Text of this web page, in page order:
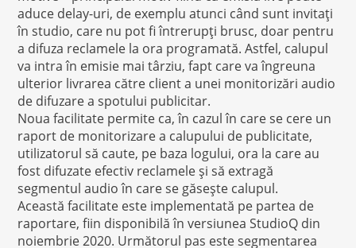
aduce delay-uri, de exemplu atunci când sunt invitați
în studio, care nu pot fi întrerupți brusc, doar pentru
a difuza reclamele la ora programată. Astfel, calupul
va intra în emisie mai târziu, fapt care va îngreuna
ulterior livrarea către client a unei monitorizări audio
de difuzare a spotului publicitar.
Noua facilitate permite ca, în cazul în care se cere un
raport de monitorizare a calupului de publicitate,
utilizatorul să caute, pe baza logului, ora la care au
fost difuzate efectiv reclamele și să extragă
segmentul audio în care se găsește calupul.
Această facilitate este implementată pe partea de
raportare, fiin disponibilă în versiunea StudioQ din
noiembrie 2020. Următorul pas este segmentarea